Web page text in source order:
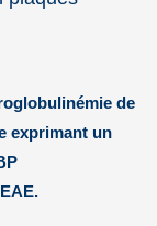
de
exprimant un